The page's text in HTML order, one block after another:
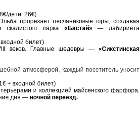
дети: 26€)
прорезает песчаниковые горы, создавая
скалистого парка «Бастай» — лабиринта
билет)
веков. Главные шедевры — «Сикстинская
атмосферой, каждый посетитель уносит
+ входной билет)
и коллекцией майсенского фарфора.
дня — ночной переезд.